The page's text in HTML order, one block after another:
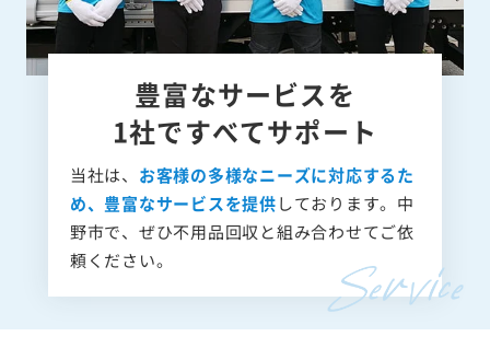
豊富なサービスを
1社ですべてサポート
当社は、 お客様の多様なニーズに対応するた
め、豊富なサービスを提供しております。中
野市で、ぜひ不用品回収と組み合わせてご依
頼ください。